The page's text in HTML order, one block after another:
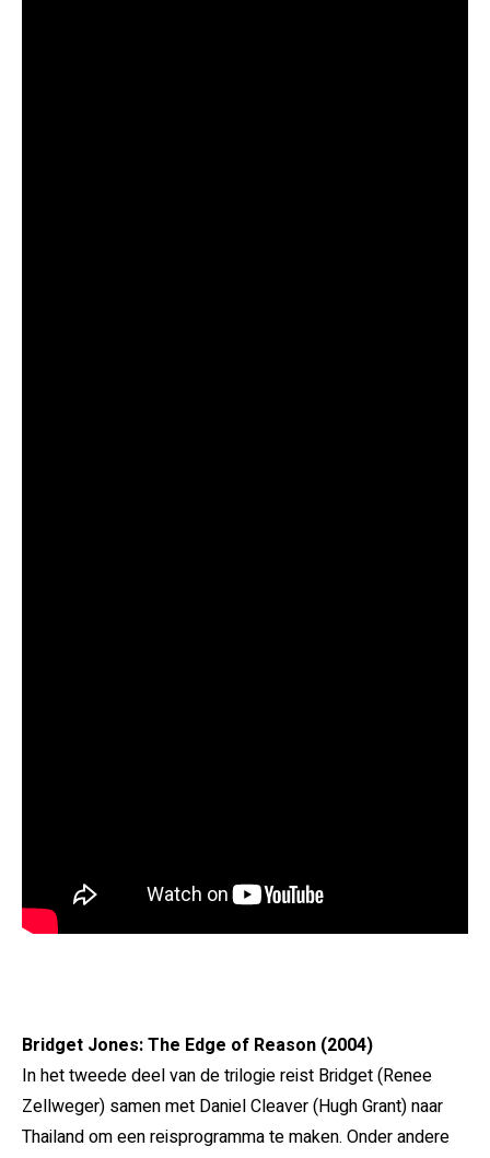
Bridget Jones: The Edge of Reason (2004)
In het tweede deel van de trilogie reist Bridget (Renee
Zellweger) samen met Daniel Cleaver (Hugh Grant) naar
Thailand om een reisprogramma te maken. Onder andere